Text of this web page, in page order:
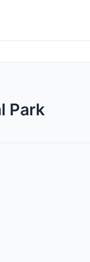
Park